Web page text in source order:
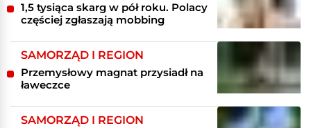
1,5 tysiąca skarg w pół roku. Polacy
częściej zgłaszają mobbing
SAMORZĄD I REGION
Przemysłowy magnat przysiadł na
ławeczce
SAMORZĄD I REGION